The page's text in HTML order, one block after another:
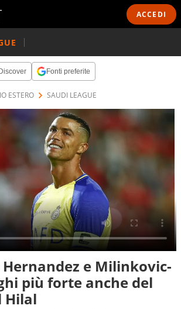
ACCEDI
Fonti preferite
ESTERO SAUDI LEAGUE
Hernandez e Milinkovic-
più forte anche del
Hilal